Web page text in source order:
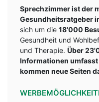
Sprechzimmer ist der
Gesundheitsratgeber
sich um die 18'000
Gesundheit und
und Therapie. Über
Informationen
kommen neue Seiten